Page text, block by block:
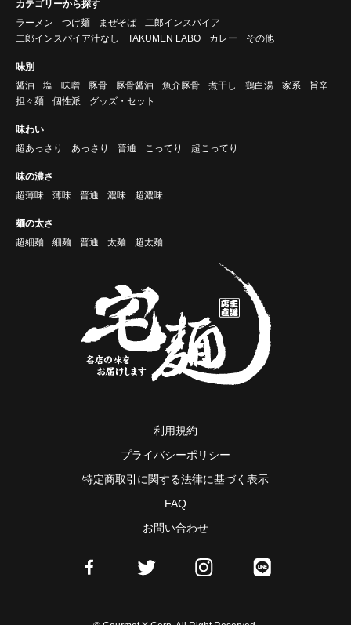
カテゴリーから探す
ラーメン
つけ麺 まぜそば
二郎インスパイア
二郎インスパイア汁なし
TAKUMEN LABO カレー その他
味別
醤油
塩 味噌 豚骨 豚骨醤油 魚介豚骨 煮干し 鶏白湯 家系
旨辛
担々麺
個性派 グッズ・セット
味わい
超あっさり
あっさり 普通 こってり 超こってり
味の濃さ
超薄味
薄味 普通 濃味 超濃味
麺の太さ
超細麺
細麺 普通 太麺 超太麺
利用規約
プライバシーポリシー
特定商取引に関する法律に基づく表示
FAQ
お問い合わせ